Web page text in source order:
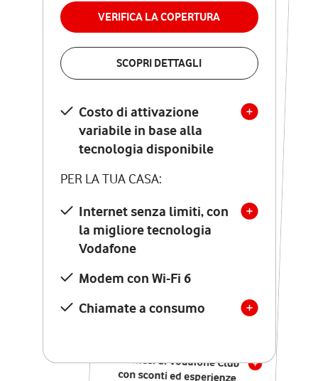
VERIFICA LA COPERTURA
SCOPRI DETTAGLI
Costo di attivazione
variabile in base alla
tecnologia disponibile
PER LA TUA CASA:
Internet senza limiti, con
la migliore tecnologia
Vodafone
Modem con Wi-Fi 6
Chiamate a consumo
permanenza
VERIFICA LA COPERTURA
Costo di attivazione
variabile in base alla
tecnologia disponibile
PER LA TUA CASA:
Internet senza limiti, con
la migliore tecnologia
Vodafone
Modem Seven con Wi-Fi 7
Chiamate illimitate verso
numeri fissi e mobili
nazionali
12 mesi di Vodafone Club
con sconti ed esperienze
esclusive, poi si disattiva